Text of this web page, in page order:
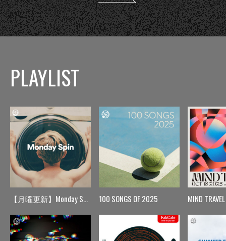
PLAYLIST
【月曜更新】Monday Spin 100 SONGS OF 2025 MIND TRAVEL